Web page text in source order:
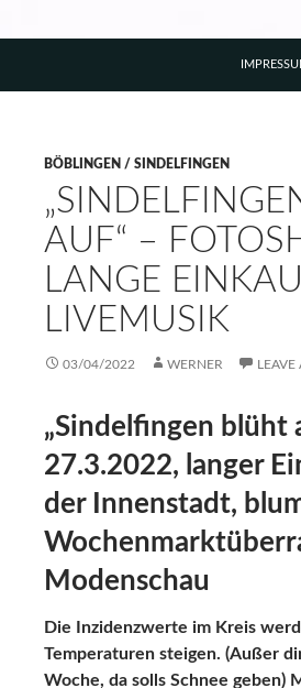
BÖBLINGEN / SINDELFINGEN
AUF“ –
LANGE
LIVEMUSIK
03/04/2022 WERNER
„Sindelfingen blüht
27.3.2022, langer
der Innenstadt,
Modenschau
Die Inzidenzwerte im Kreis
Temperaturen steigen. (Außer
Woche, da solls Schnee geben)